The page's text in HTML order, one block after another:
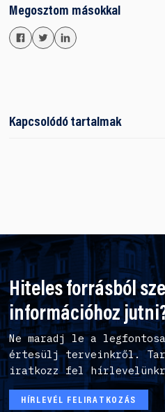
Megosztom másokkal
Kapcsolódó tartalmak
Hiteles forrásból
információhoz
Ne maradj le a
értesülj terveinkről.
iratkozz fel
HÍRLEVÉL FELIRATKOZÁS